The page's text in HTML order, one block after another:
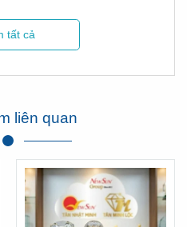
làm cho hội thao Sacombank
về chúng tôi tại đây:
tất cả
liên quan